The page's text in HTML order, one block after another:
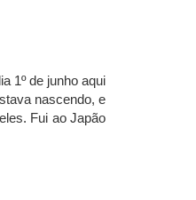
1º de junho aqui
nascendo, e
Fui ao Japão